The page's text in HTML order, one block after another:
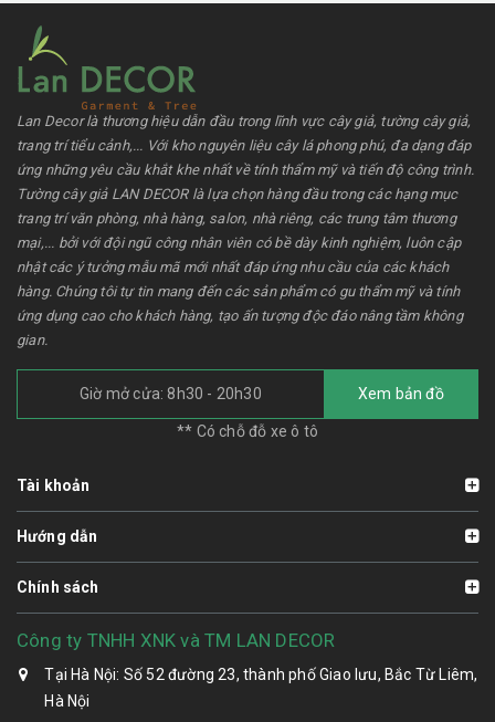
Lan Decor là thương hiệu dẫn đầu trong lĩnh vực cây giả, tường cây giả,
trang trí tiểu cảnh,... Với kho nguyên liệu cây lá phong phú, đa dạng đáp
ứng những yêu cầu khắt khe nhất về tính thẩm mỹ và tiến độ công trình.
Tường cây giả LAN DECOR là lựa chọn hàng đầu trong các hạng mục
trang trí văn phòng, nhà hàng, salon, nhà riêng, các trung tâm thương
mại,... bởi với đội ngũ công nhân viên có bề dày kinh nghiệm, luôn cập
nhật các ý tưởng mẫu mã mới nhất đáp ứng nhu cầu của các khách
hàng. Chúng tôi tự tin mang đến các sản phẩm có gu thẩm mỹ và tính
ứng dụng cao cho khách hàng, tạo ấn tượng độc đáo nâng tầm không
gian.
Giờ mở cửa: 8h30 - 20h30 Xem bản đồ
** Có chỗ đỗ xe ô tô
Tài khoản
Hướng dẫn
Chính sách
Công ty TNHH XNK và TM LAN DECOR
Tại Hà Nội: Số 52 đường 23, thành phố Giao lưu, Bắc Từ Liêm,
Hà Nội